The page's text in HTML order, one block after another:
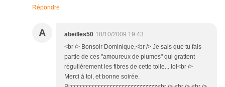
Répondre
A abeilles50 18/10/2009 19:43
<br /> Bonsoir Dominique,<br /> Je sais que tu fais
partie de ces "amoureux de plumes" qui grattent
régulièrement les fibres de cette toile... lol<br />
Merci à toi, et bonne soirée.